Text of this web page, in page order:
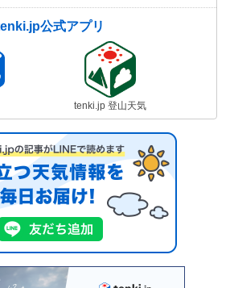
公式アプリ
tenki.jp 登山天気